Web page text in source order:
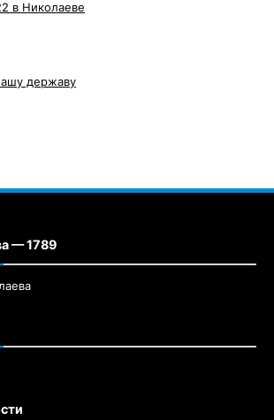
в Николаеве
державу
— 1789